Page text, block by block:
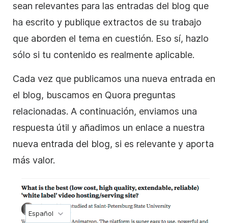
sean relevantes para las entradas del blog que
ha escrito y publique extractos de su trabajo
que aborden el tema en cuestión. Eso sí, hazlo
sólo si tu contenido es realmente aplicable.
Cada vez que publicamos una nueva entrada en
el blog, buscamos en Quora preguntas
relacionadas. A continuación, enviamos una
respuesta útil y añadimos un enlace a nuestra
nueva entrada del blog, si es relevante y aporta
más valor.
Español